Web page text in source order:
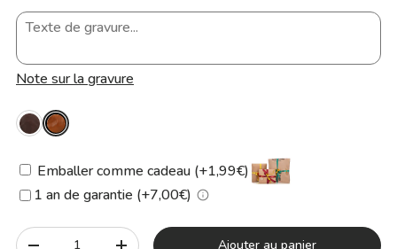
Note sur la gravure
Emballer comme cadeau (+1,99€)
1 an de garantie (+7,00€)
Qté
Ajouter au panier